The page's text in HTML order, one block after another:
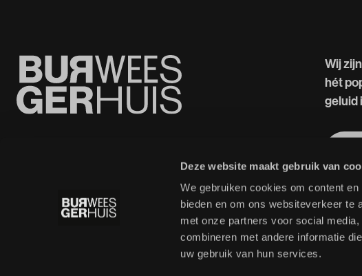
Deze website maakt gebruik van
We gebruiken cookies om content
bieden en om ons websiteverkeer te
met onze partners voor social
combineren met andere informatie
uw gebruik van hun services.
Wij
hét
geluid